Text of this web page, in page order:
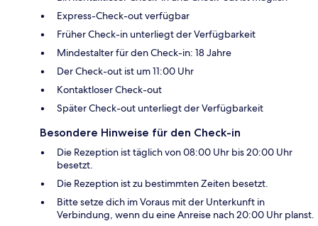
Express-Check-out verfügbar
Früher Check-in unterliegt der Verfügbarkeit
Mindestalter für den Check-in: 18 Jahre
Der Check-out ist um 11:00 Uhr
Kontaktloser Check-out
Später Check-out unterliegt der Verfügbarkeit
Besondere Hinweise für den Check-in
Die Rezeption ist täglich von 08:00 Uhr bis 20:00 Uhr
besetzt.
Die Rezeption ist zu bestimmten Zeiten besetzt.
Bitte setze dich im Voraus mit der Unterkunft in
Verbindung, wenn du eine Anreise nach 20:00 Uhr planst.